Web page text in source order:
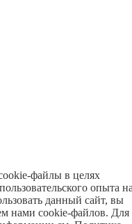
файлы в целях
опыта
данный сайт, вы
нами cookie-файлов. Для